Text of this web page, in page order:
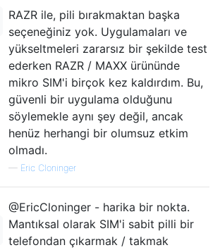
RAZR ile, pili bırakmaktan başka
seçeneğiniz yok. Uygulamaları ve
yükseltmeleri zararsız bir şekilde test
ederken RAZR / MAXX ürününde
mikro SIM'i birçok kez kaldırdım. Bu,
güvenli bir uygulama olduğunu
söylemekle aynı şey değil, ancak
henüz herhangi bir olumsuz etkim
olmadı.
— Eric Cloninger
@EricCloninger - harika bir nokta.
Mantıksal olarak SIM'i sabit pilli bir
telefondan çıkarmak / takmak